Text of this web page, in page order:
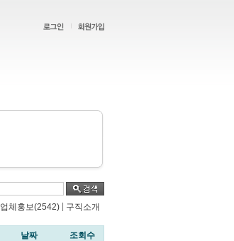
업체홍보(2542)
구직소개
날짜 조회수